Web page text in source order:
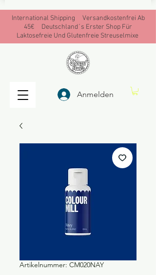
Anmelden
International Shipping Versandkostenfrei Ab
45€ Deutschland´s Erster Shop Für
Laktosefreie Und Glutenfreie Streuselmixe
Artikelnummer: CM020NAY